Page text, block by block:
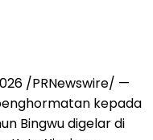
/PRNewswire/ —
kepada
Bingwu digelar di